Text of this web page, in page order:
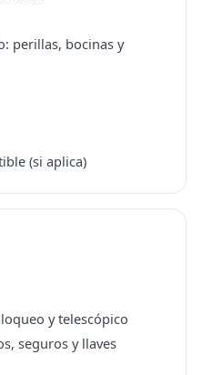
perillas, bocinas y
(si aplica)
y telescópico
seguros y llaves